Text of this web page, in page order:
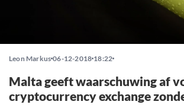
Leon Markus 06-12-2018 18:22
Malta geeft waarschuwing af
cryptocurrency exchange